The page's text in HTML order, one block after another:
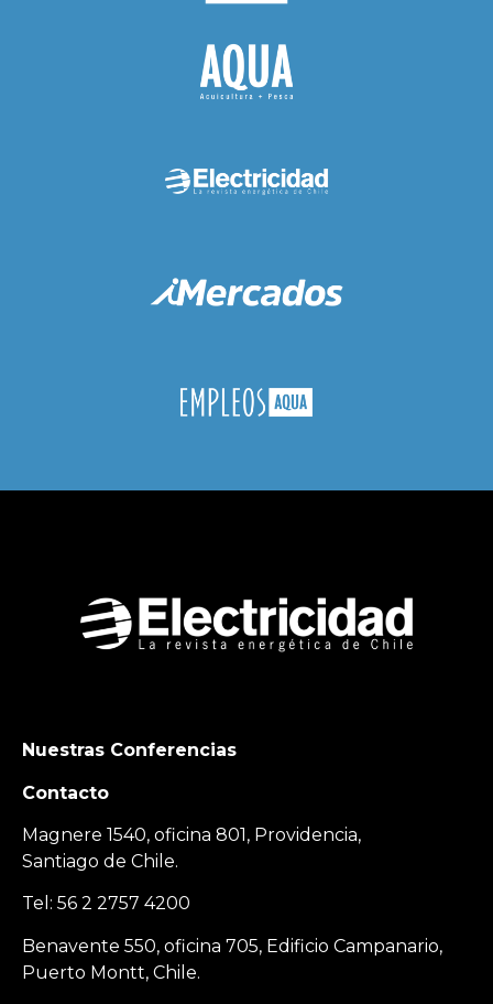
Nuestras Conferencias
Contacto
Magnere 1540, oficina 801, Providencia,
Santiago de Chile.
Tel: 56 2 2757 4200
Benavente 550, oficina 705, Edificio Campanario,
Puerto Montt, Chile.